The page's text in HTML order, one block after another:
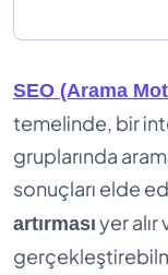
SEO (Arama
temelinde, bir
gruplarında
sonuçları elde
artırması yer